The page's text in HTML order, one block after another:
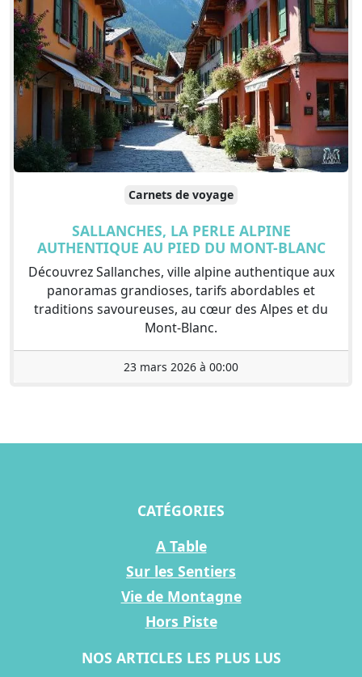
Carnets de voyage
SALLANCHES, LA PERLE ALPINE
AUTHENTIQUE AU PIED DU MONT-BLANC
Découvrez Sallanches, ville alpine authentique aux
panoramas grandioses, tarifs abordables et
traditions savoureuses, au cœur des Alpes et du
Mont-Blanc.
23 mars 2026 à 00:00
CATÉGORIES
A Table
Sur les Sentiers
Vie de Montagne
Hors Piste
NOS ARTICLES LES PLUS LUS